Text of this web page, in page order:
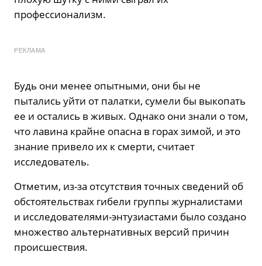
профессионализм.
РЕКЛАМА
Будь они менее опытными, они бы не
пытались уйти от палатки, сумели бы выкопать
ее и остались в живых. Однако они знали о том,
что лавина крайне опасна в горах зимой, и это
знание привело их к смерти, считает
исследователь.
Отметим, из-за отсутствия точных сведений об
обстоятельствах гибели группы журналистами
и исследователями-энтузиастами было создано
множество альтернативных версий причин
происшествия.